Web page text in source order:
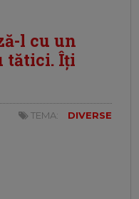
l cu un
tătici. Îți
TEMA: DIVERSE